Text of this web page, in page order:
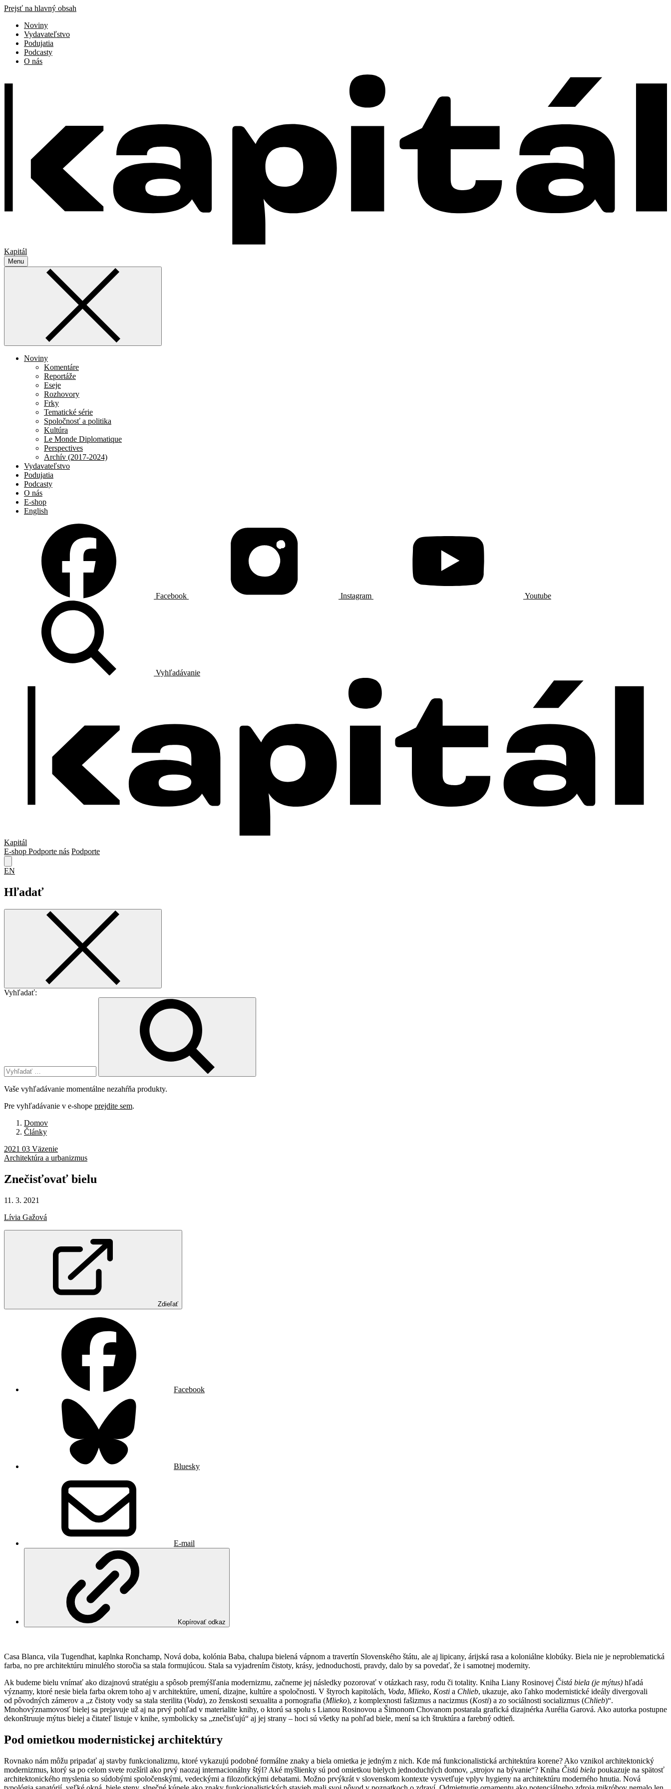
Prejsť na hlavný obsah
Noviny
Vydavateľstvo
Podujatia
Podcasty
O nás
Kapitál
Menu
Noviny
Komentáre
Reportáže
Eseje
Rozhovory
Frky
Tematické série
Spoločnosť a politika
Kultúra
Le Monde Diplomatique
Perspectives
Archív (2017-2024)
Vydavateľstvo
Podujatia
Podcasty
O nás
E-shop
English
Facebook Instagram Youtube
Vyhľadávanie
Kapitál
E-shop Podporte nás Podporte
EN
Hľadať
Vyhľadať:
Vaše vyhľadávanie momentálne nezahŕňa produkty.
Pre vyhľadávanie v e-shope prejdite sem.
Domov
Články
2021 03 Väzenie
Architektúra a urbanizmus
Znečisťovať bielu
11. 3. 2021
Lívia Gažová
Zdieľať
Facebook
Bluesky
E-mail
Kopírovať odkaz
Casa Blanca, vila Tugendhat, kaplnka Ronchamp, Nová doba, kolónia Baba, chalupa bielená vápnom a travertín Slovenského štátu, ale aj lipicany, árijská rasa a koloniálne klobúky. Biela nie je neproblematická
farba, no pre architektúru minulého storočia sa stala formujúcou. Stala sa vyjadrením čistoty, krásy, jednoduchosti, pravdy, dalo by sa povedať, že i samotnej modernity.
Ak budeme bielu vnímať ako dizajnovú stratégiu a spôsob premýšľania modernizmu, začneme jej následky pozorovať v otázkach rasy, rodu či totality. Kniha Liany Rosinovej Čistá biela (je mýtus) hľadá
významy, ktoré nesie biela farba okrem toho aj v architektúre, umení, dizajne, kultúre a spoločnosti. V štyroch kapitolách, Voda, Mlieko, Kosti a Chlieb, ukazuje, ako ľahko modernistické ideály divergovali
od pôvodných zámerov a „z čistoty vody sa stala sterilita (Voda), zo ženskosti sexualita a pornografia (Mlieko), z komplexnosti fašizmus a nacizmus (Kosti) a zo sociálnosti socializmus (Chlieb)“.
Mnohovýznamovosť bielej sa prejavuje už aj na prvý pohľad v materialite knihy, o ktorú sa spolu s Lianou Rosinovou a Šimonom Chovanom postarala grafická dizajnérka Aurélia Garová. Ako autorka postupne
dekonštruuje mýtus bielej a čitateľ listuje v knihe, symbolicky sa „znečisťujú“ aj jej strany – hoci sú všetky na pohľad biele, mení sa ich štruktúra a farebný odtieň.
Pod omietkou modernistickej architektúry
Rovnako nám môžu pripadať aj stavby funkcionalizmu, ktoré vykazujú podobné formálne znaky a biela omietka je jedným z nich. Kde má funkcionalistická architektúra korene? Ako vznikol architektonický
modernizmus, ktorý sa po celom svete rozšíril ako prvý naozaj internacionálny štýl? Aké myšlienky sú pod omietkou bielych jednoduchých domov, „strojov na bývanie“? Kniha Čistá biela poukazuje na spätosť
architektonického myslenia so súdobými spoločenskými, vedeckými a filozofickými debatami. Možno prvýkrát v slovenskom kontexte vysvetľuje vplyv hygieny na architektúru moderného hnutia. Nová